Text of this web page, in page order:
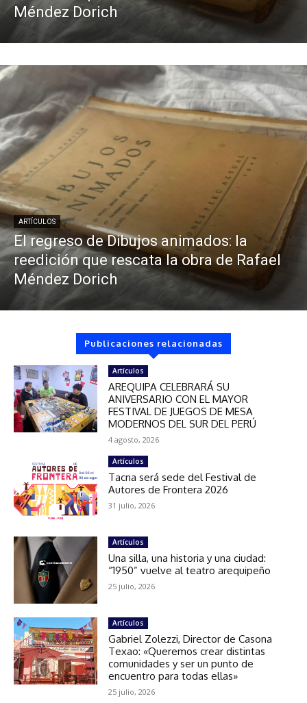
Méndez Dorich
ARTÍCULOS
El regreso de Dibujos animados: la
reedición que rescata la obra de Rafael
Méndez Dorich
Publicaciones relacionadas
Artículos
AREQUIPA CELEBRARÁ SU
ANIVERSARIO CON EL MAYOR
FESTIVAL DE JUEGOS DE MESA
MODERNOS DEL SUR DEL PERÚ
4 agosto, 2026
Artículos
Tacna será sede del Festival de
Autores de Frontera 2026
31 julio, 2026
Artículos
Una silla, una historia y una ciudad:
“1950” vuelve al teatro arequipeño
25 julio, 2026
Artículos
Gabriel Zolezzi, Director de Casona
Texao: «Queremos crear distintas
comunidades y ser un punto de
encuentro para todas ellas»
25 julio, 2026